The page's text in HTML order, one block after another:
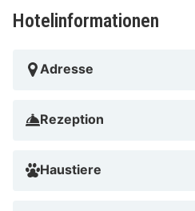
Hotelinformationen
Adresse
Rezeption
Haustiere